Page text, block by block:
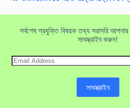
সর্বশেষ প্রযুক্তি বিষয়ক তথ্য সরাসরি
সাবস্ক্রাইব করুন!
Email
Address
সাবস্ক্রাইব